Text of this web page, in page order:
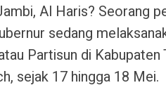
Al Haris? Seorang
sedang
Partisun di Kabupaten
sejak 17 hingga 18 Mei.